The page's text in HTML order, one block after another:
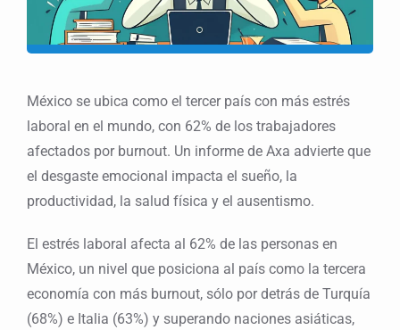
México se ubica como el tercer país con más estrés
laboral en el mundo, con 62% de los trabajadores
afectados por burnout. Un informe de Axa advierte que
el desgaste emocional impacta el sueño, la
productividad, la salud física y el ausentismo.
El estrés laboral afecta al 62% de las personas en
México, un nivel que posiciona al país como la tercera
economía con más burnout, sólo por detrás de Turquía
(68%) e Italia (63%) y superando naciones asiáticas,